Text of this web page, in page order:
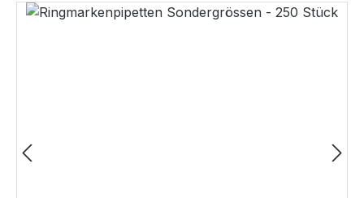
Bildergalerie überspringen